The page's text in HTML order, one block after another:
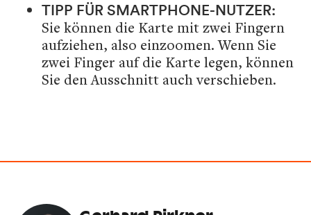
TIPP FÜR SMARTPHONE-NUTZER:
Sie können die Karte mit zwei Fingern
aufziehen, also einzoomen. Wenn Sie
zwei Finger auf die Karte legen, können
Sie den Ausschnitt auch verschieben.